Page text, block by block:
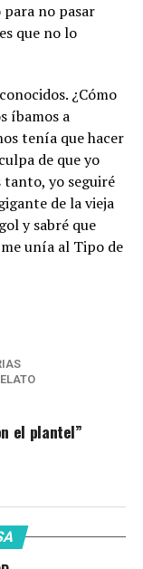
no pasar
que no lo
¿Cómo
íbamos a
tenía que hacer
de que yo
tanto, yo seguiré
de la vieja
y sabré que
unía al Tipo de
el plantel”